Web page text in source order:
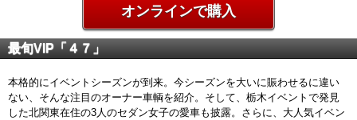
オンラインで購入
最旬VIP「４７」
本格的にイベントシーズンが到来。今シーズンを大いに賑わせるに違い
ない、そんな注目のオーナー車輌を紹介。そして、栃木イベントで発見
した北関東在住の3人のセダン女子の愛車も披露。さらに、大人気イベン